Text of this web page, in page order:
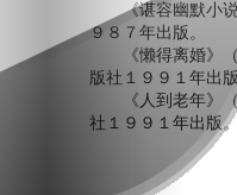
《谌容幽默小说
９８７年出版。
《懒得离婚》（
版社１９９１年出
《人到老年》（
社１９９１年出版。